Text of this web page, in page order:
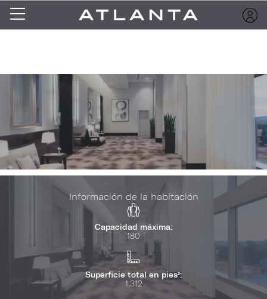
Información de la habitación
Capacidad máxima:
180
Superficie total en pies²:
1,312